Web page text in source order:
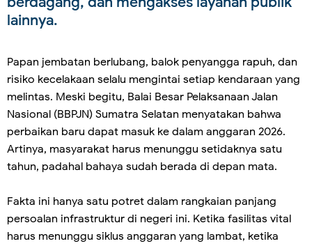
lainnya.
Papan jembatan berlubang, balok penyangga rapuh, dan
risiko kecelakaan selalu mengintai setiap kendaraan yang
melintas. Meski begitu, Balai Besar Pelaksanaan Jalan
Nasional (BBPJN) Sumatra Selatan menyatakan bahwa
perbaikan baru dapat masuk ke dalam anggaran 2026.
Artinya, masyarakat harus menunggu setidaknya satu
tahun, padahal bahaya sudah berada di depan mata.
Fakta ini hanya satu potret dalam rangkaian panjang
persoalan infrastruktur di negeri ini. Ketika fasilitas vital
harus menunggu siklus anggaran yang lambat, ketika